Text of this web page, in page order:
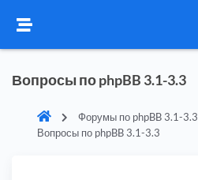
Вопросы по phpBB 3.1-3.3
Форумы по phpBB 3.1-3.3
Вопросы по phpBB 3.1-3.3